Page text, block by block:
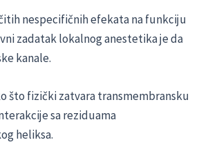
nespecifičnih efekata na funkciju
zadatak lokalnog anestetika je da
kanale.
što fizički zatvara transmembransku
sa reziduama
heliksa.